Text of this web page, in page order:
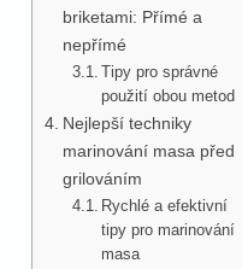
briketami: Přímé a
nepřímé
Tipy pro správné
použití obou metod
Nejlepší techniky
marinování masa před
grilováním
Rychlé a efektivní
tipy pro marinování
masa